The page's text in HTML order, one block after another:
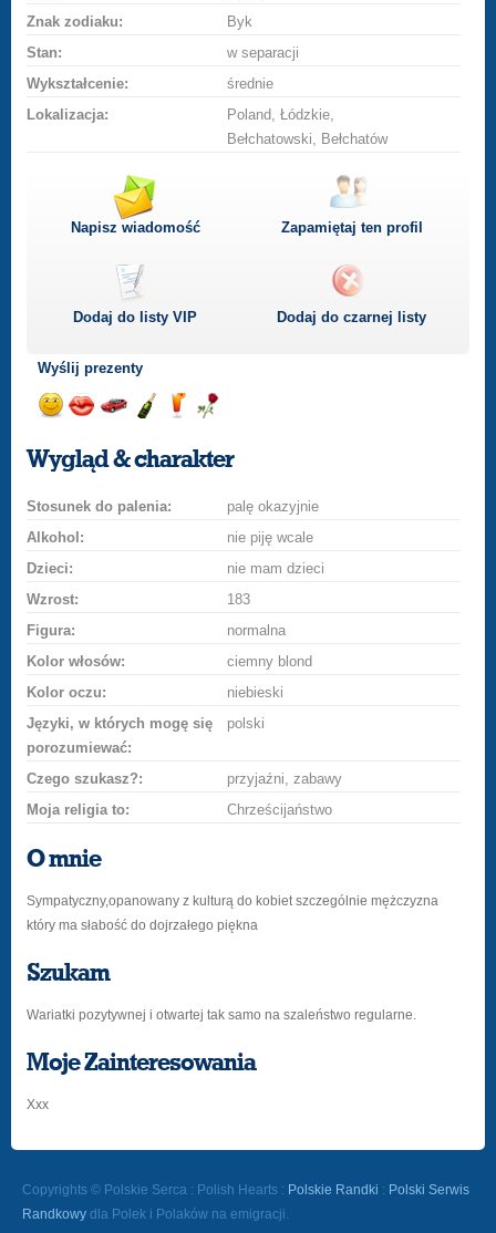
Znak zodiaku:
Byk
Stan:
w separacji
Wykształcenie:
średnie
Lokalizacja:
Poland, Łódzkie,
Bełchatowski, Bełchatów
Napisz wiadomość Zapamiętaj ten profil
Dodaj do listyVIP Dodaj do czarnej listy
Wyślij prezenty
uśmiech
buziakasamochodem
szampana
drinka
różę
Wygląd & charakter
Stosunek do palenia:
palę okazyjnie
Alkohol:
nie piję wcale
Dzieci:
nie mam dzieci
Wzrost:
183
Figura:
normalna
Kolor włosów:
ciemny blond
Kolor oczu:
niebieski
Języki, w których mogę się
porozumiewać:
polski
Czego szukasz?:
przyjaźni, zabawy
Moja religia to:
Chrześcijaństwo
O mnie
Sympatyczny,opanowany z kulturą do kobiet szczególnie mężczyzna
który ma słabość do dojrzałego piękna
Szukam
Wariatki pozytywnej i otwartej tak samo na szaleństwo regularne.
Moje Zainteresowania
Xxx
Copyrights © Polskie Serca : Polish Hearts : Polskie Randki : Polski Serwis
Randkowy dla Polek i Polaków na emigracji.